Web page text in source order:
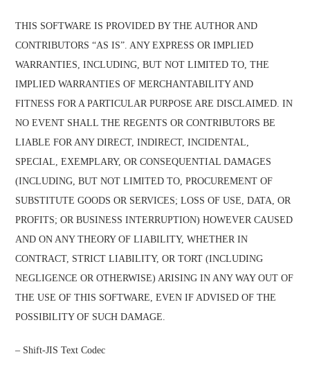
THIS SOFTWARE IS PROVIDED BY THE AUTHOR AND
CONTRIBUTORS “AS IS”. ANY EXPRESS OR IMPLIED
WARRANTIES, INCLUDING, BUT NOT LIMITED TO, THE
IMPLIED WARRANTIES OF MERCHANTABILITY AND
FITNESS FOR A PARTICULAR PURPOSE ARE DISCLAIMED. IN
NO EVENT SHALL THE REGENTS OR CONTRIBUTORS BE
LIABLE FOR ANY DIRECT, INDIRECT, INCIDENTAL,
SPECIAL, EXEMPLARY, OR CONSEQUENTIAL DAMAGES
(INCLUDING, BUT NOT LIMITED TO, PROCUREMENT OF
SUBSTITUTE GOODS OR SERVICES; LOSS OF USE, DATA, OR
PROFITS; OR BUSINESS INTERRUPTION) HOWEVER CAUSED
AND ON ANY THEORY OF LIABILITY, WHETHER IN
CONTRACT, STRICT LIABILITY, OR TORT (INCLUDING
NEGLIGENCE OR OTHERWISE) ARISING IN ANY WAY OUT OF
THE USE OF THIS SOFTWARE, EVEN IF ADVISED OF THE
POSSIBILITY OF SUCH DAMAGE.
– Shift-JIS Text Codec